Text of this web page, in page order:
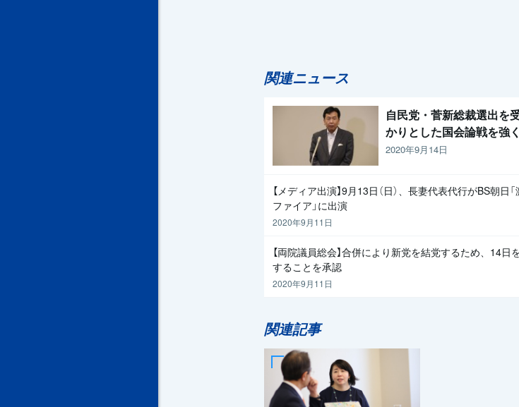
関連ニュース
自民党・菅新総裁選出を
かりとした国会論戦を強
と枝野代表
2020年9月14日
【メディア出演】9月13日（日）、長妻代表代行がBS朝日
ファイア」に出演
2020年9月11日
【両院議員総会】合併により新党を結党するため、14日
することを承認
2020年9月11日
関連記事